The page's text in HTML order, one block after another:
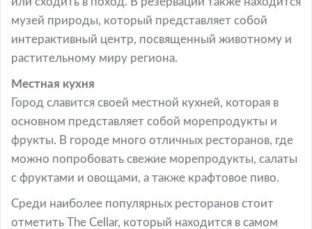
музей природы, который представляет собой
интерактивный центр, посвященный животному и
растительному миру региона.
Местная кухня
Город славится своей местной кухней, которая в
основном представляет собой морепродукты и
фрукты. В городе много отличных ресторанов, где
можно попробовать свежие морепродукты, салаты
с фруктами и овощами, а также крафтовое пиво.
Среди наиболее популярных ресторанов стоит
отметить The Cellar, который находится в самом